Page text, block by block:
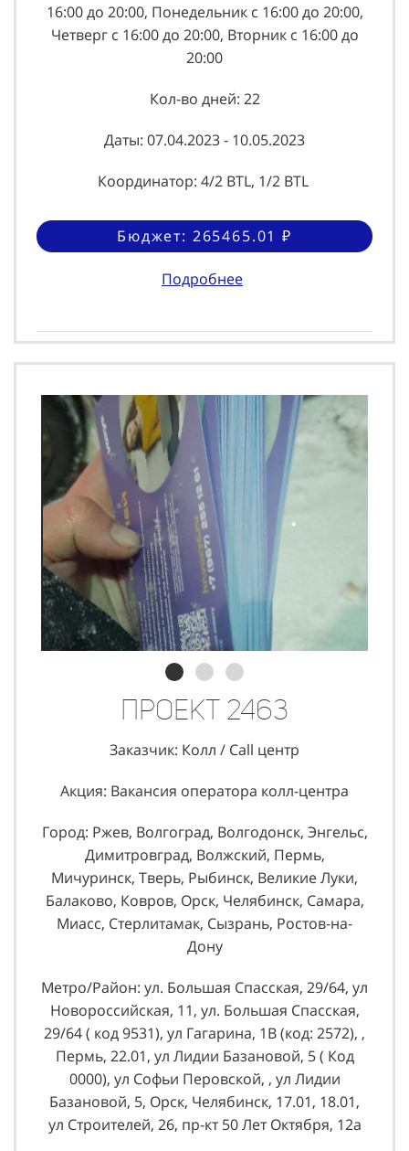
16:00 до 20:00, Понедельник с 16:00 до 20:00,
Четверг с 16:00 до 20:00, Вторник с 16:00 до
20:00
Кол-во дней: 22
Даты: 07.04.2023 - 10.05.2023
Координатор: 4/2 BTL, 1/2 BTL
Бюджет: 265465.01 ₽
Подробнее
Проект 2463
Заказчик: Колл / Call центр
Акция: Вакансия оператора колл-центра
Город: Ржев, Волгоград, Волгодонск, Энгельс,
Димитровград, Волжский, Пермь,
Мичуринск, Тверь, Рыбинск, Великие Луки,
Балаково, Ковров, Орск, Челябинск, Самара,
Миасс, Стерлитамак, Сызрань, Ростов-на-
Дону
Метро/Район: ул. Большая Спасская, 29/64, ул
Новороссийская, 11, ул. Большая Спасская,
29/64 ( код 9531), ул Гагарина, 1В (код: 2572), ,
Пермь, 22.01, ул Лидии Базановой, 5 ( Код
0000), ул Софьи Перовской, , ул Лидии
Базановой, 5, Орск, Челябинск, 17.01, 18.01,
ул Строителей, 26, пр-кт 50 Лет Октября, 12а